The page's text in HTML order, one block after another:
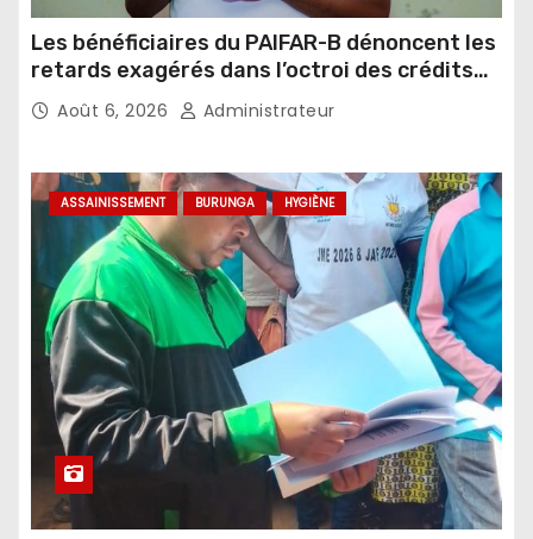
Les bénéficiaires du PAIFAR-B dénoncent les
retards exagérés dans l’octroi des crédits
agricoles
Août 6, 2026 Administrateur
ASSAINISSEMENT BURUNGA HYGIÈNE